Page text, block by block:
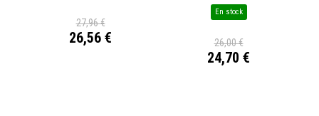
27,96 €
26,56 €
En stock
26,00 €
24,70 €